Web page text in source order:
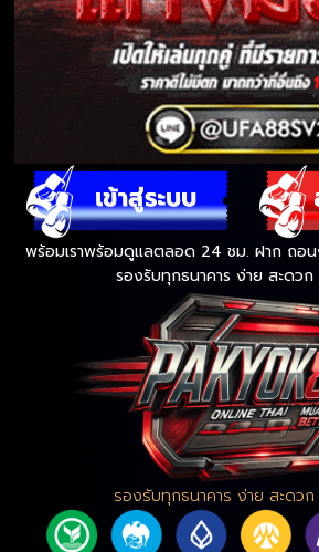
พร้อมเราพร้อมดูแลตลอด 24 ชม. ฝาก ถอ
รองรับทุกธนาคาร ง่าย สะดว
รองรับทุกธนาคาร ง่าย สะดว